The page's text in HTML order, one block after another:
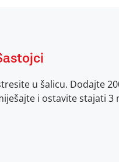
u šalicu. Dodajte
i ostavite stajati 3